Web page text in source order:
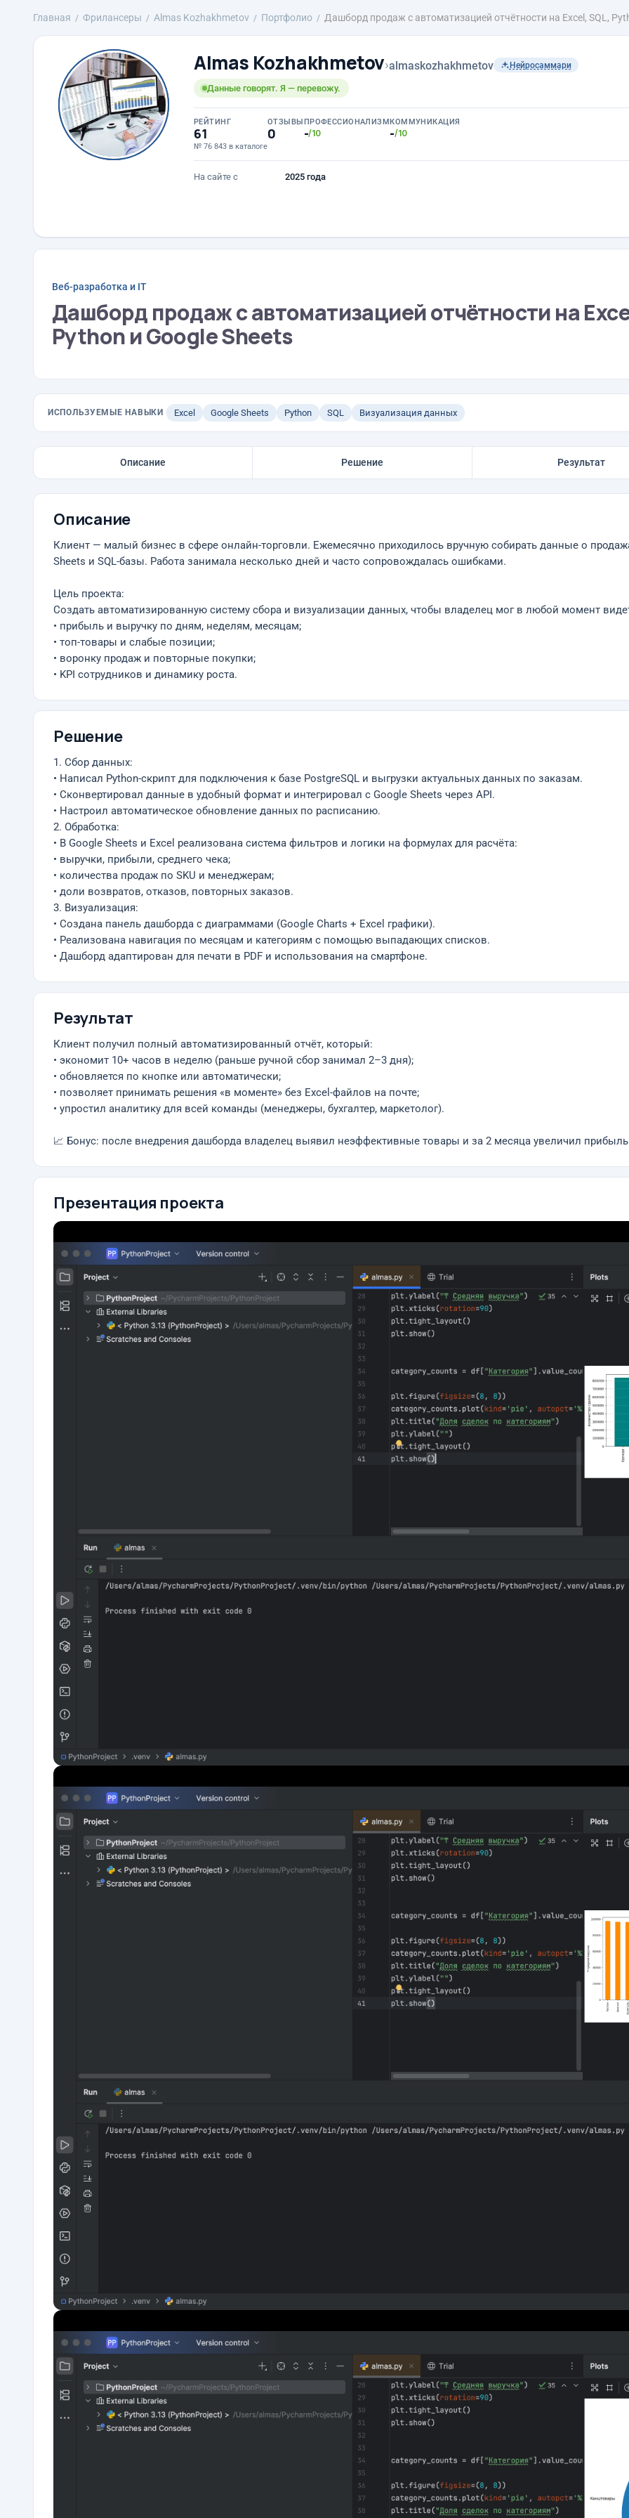
Главная Фрилансеры Almas Kozhakhmetov Портфолио Дашборд продаж с автоматизацией отчётности на Excel, SQL,
Almas Kozhakhmetov›almaskozhakhmetov Нейросаммари
Данные говорят. Я — перевожу.
РЕЙТИНГ
61
№ 76 843 в каталоге
ОТЗЫВЫ
0
ПРОФЕССИОНАЛИЗМ
-/10
КОММУНИКАЦИЯ
-/10
На сайте с 2025 года
Веб-разработка и IT
Дашборд продаж с автоматизацией отчётности на
Python и Google Sheets
ИСПОЛЬЗУЕМЫЕ НАВЫКИ Excel Google Sheets Python SQL Визуализация данных
Описание Решение Результат
Описание
Клиент — малый бизнес в сфере онлайн-торговли. Ежемесячно приходилось вручную собирать данные о
Sheets и SQL-базы. Работа занимала несколько дней и часто сопровождалась ошибками.
Цель проекта:
Создать автоматизированную систему сбора и визуализации данных, чтобы владелец мог в любой момент
• прибыль и выручку по дням, неделям, месяцам;
• топ-товары и слабые позиции;
• воронку продаж и повторные покупки;
• KPI сотрудников и динамику роста.
Решение
1. Сбор данных:
• Написал Python-скрипт для подключения к базе PostgreSQL и выгрузки актуальных данных по заказам.
• Сконвертировал данные в удобный формат и интегрировал с Google Sheets через API.
• Настроил автоматическое обновление данных по расписанию.
2. Обработка:
• В Google Sheets и Excel реализована система фильтров и логики на формулах для расчёта:
• выручки, прибыли, среднего чека;
• количества продаж по SKU и менеджерам;
• доли возвратов, отказов, повторных заказов.
3. Визуализация:
• Создана панель дашборда с диаграммами (Google Charts + Excel графики).
• Реализована навигация по месяцам и категориям с помощью выпадающих списков.
• Дашборд адаптирован для печати в PDF и использования на смартфоне.
Результат
Клиент получил полный автоматизированный отчёт, который:
• экономит 10+ часов в неделю (раньше ручной сбор занимал 2–3 дня);
• обновляется по кнопке или автоматически;
• позволяет принимать решения «в моменте» без Excel-файлов на почте;
• упростил аналитику для всей команды (менеджеры, бухгалтер, маркетолог).
📈 Бонус: после внедрения дашборда владелец выявил неэффективные товары и за 2 месяца увеличил прибыль
Презентация проекта